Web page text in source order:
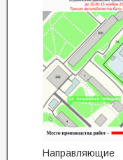
Направляющие